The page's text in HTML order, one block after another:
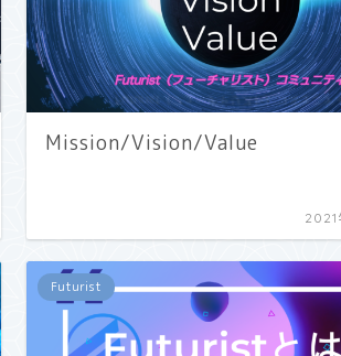
Mission/Vision/Value
2021
Futurist